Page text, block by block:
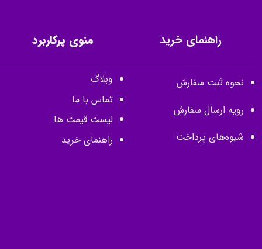
راهنمای خرید
نحوه ثبت سفارش
رویه ارسال سفارش
شیوه‌های پرداخت
منوی پرکاربرد
وبلاگ
تماس با ما
لیست قیمت ها
راهنمای خرید